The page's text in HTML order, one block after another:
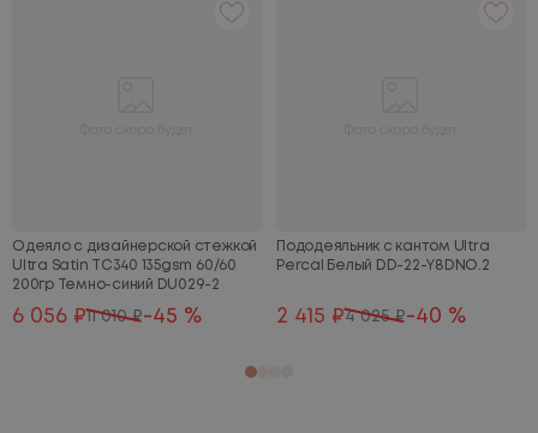
Одеяло с дизайнерской стежкой
Ultra Satin TC340 135gsm 60/60
200гр Темно-синий DU029-2
6 056 ₽ 11 010 ₽-45 %
Пододеяльник с кантом Ultra
Percal Белый DD-22-Y8DNO.2
2 415 ₽4 025 ₽-40 %